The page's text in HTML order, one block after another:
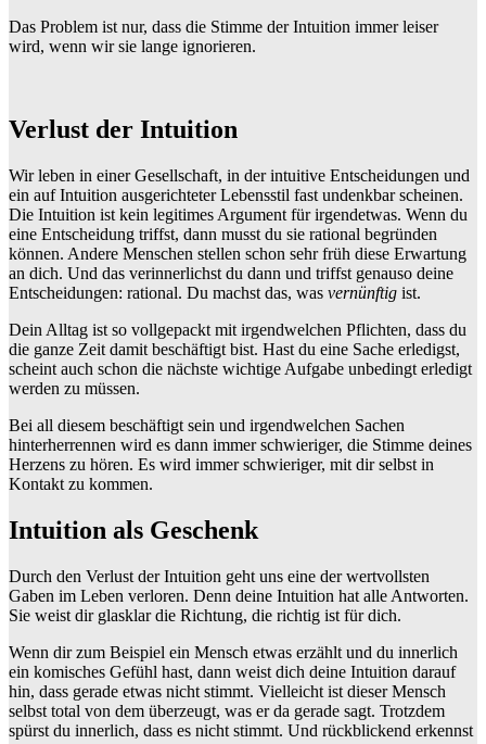
Das Problem ist nur, dass die Stimme der Intuition immer leiser
wird, wenn wir sie lange ignorieren.
Verlust der Intuition
Wir leben in einer Gesellschaft, in der intuitive Entscheidungen und
ein auf Intuition ausgerichteter Lebensstil fast undenkbar scheinen.
Die Intuition ist kein legitimes Argument für irgendetwas. Wenn du
eine Entscheidung triffst, dann musst du sie rational begründen
können. Andere Menschen stellen schon sehr früh diese Erwartung
an dich. Und das verinnerlichst du dann und triffst genauso deine
Entscheidungen: rational. Du machst das, was vernünftig ist.
Dein Alltag ist so vollgepackt mit irgendwelchen Pflichten, dass du
die ganze Zeit damit beschäftigt bist. Hast du eine Sache erledigst,
scheint auch schon die nächste wichtige Aufgabe unbedingt erledigt
werden zu müssen.
Bei all diesem beschäftigt sein und irgendwelchen Sachen
hinterherrennen wird es dann immer schwieriger, die Stimme deines
Herzens zu hören. Es wird immer schwieriger, mit dir selbst in
Kontakt zu kommen.
Intuition als Geschenk
Durch den Verlust der Intuition geht uns eine der wertvollsten
Gaben im Leben verloren. Denn deine Intuition hat alle Antworten.
Sie weist dir glasklar die Richtung, die richtig ist für dich.
Wenn dir zum Beispiel ein Mensch etwas erzählt und du innerlich
ein komisches Gefühl hast, dann weist dich deine Intuition darauf
hin, dass gerade etwas nicht stimmt. Vielleicht ist dieser Mensch
selbst total von dem überzeugt, was er da gerade sagt. Trotzdem
spürst du innerlich, dass es nicht stimmt. Und rückblickend erkennst